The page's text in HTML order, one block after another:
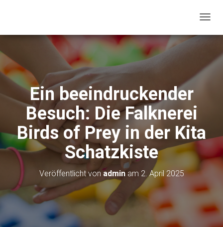
A
S
H
T
E
N
Ein beeindruckender
Besuch: Die Falknerei
Birds of Prey in der Kita
Schatzkiste
Veröffentlicht vonadminam 2. April 2025